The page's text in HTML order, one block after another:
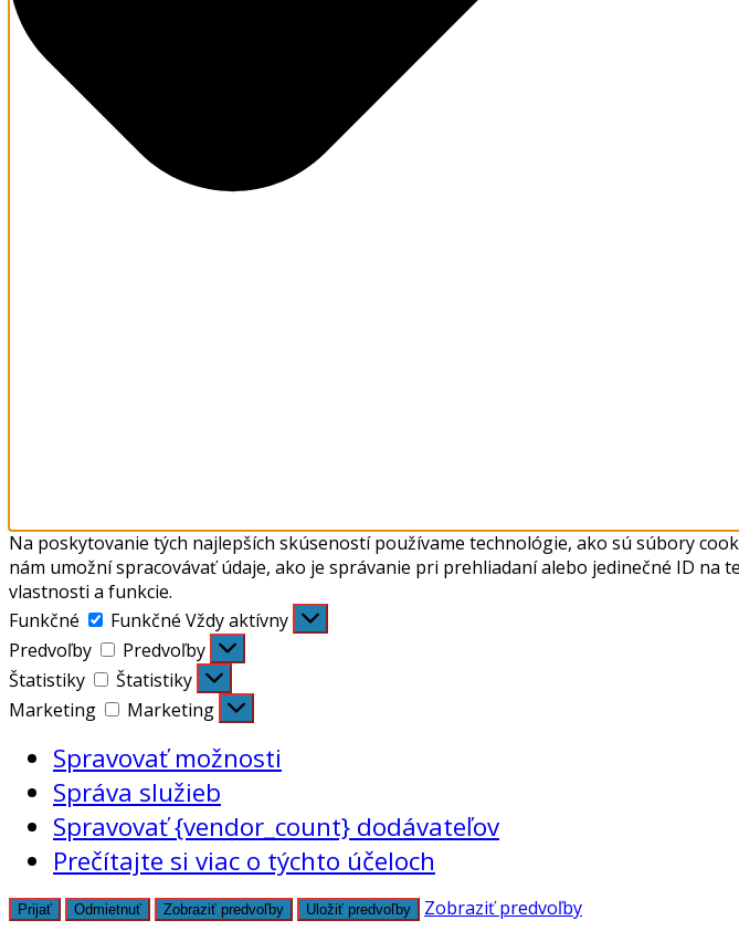
Na poskytovanie tých najlepších skúseností používame technológie, ako sú súbory
nám umožní spracovávať údaje, ako je správanie pri prehliadaní alebo jedinečné ID
vlastnosti a funkcie.
Funkčné
Funkčné Vždy aktívny
Predvoľby
Predvoľby
Štatistiky
Štatistiky
Marketing
Marketing
Spravovať možnosti
Správa služieb
Spravovať {vendor_count} dodávateľov
Prečítajte si viac o týchto účeloch
Prijať Odmietnuť Zobraziť predvoľby Uložiť predvoľby Zobraziť predvoľby